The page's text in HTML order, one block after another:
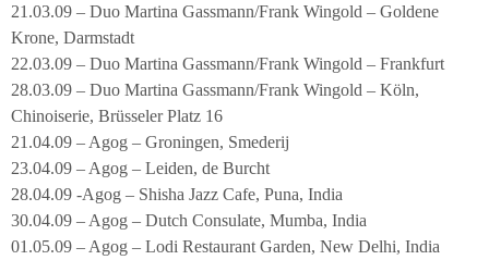
21.03.09 – Duo Martina Gassmann/Frank Wingold – Goldene
Krone, Darmstadt
22.03.09 – Duo Martina Gassmann/Frank Wingold – Frankfurt
28.03.09 – Duo Martina Gassmann/Frank Wingold – Köln,
Chinoiserie, Brüsseler Platz 16
21.04.09 – Agog – Groningen, Smederij
23.04.09 – Agog – Leiden, de Burcht
28.04.09 -Agog – Shisha Jazz Cafe, Puna, India
30.04.09 – Agog – Dutch Consulate, Mumba, India
01.05.09 – Agog – Lodi Restaurant Garden, New Delhi, India